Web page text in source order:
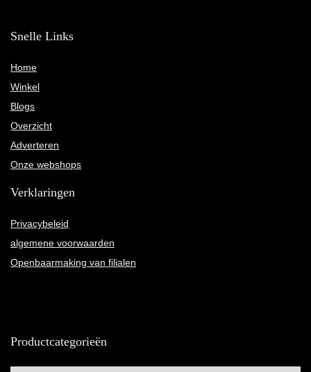
Snelle Links
Home
Winkel
Blogs
Overzicht
Adverteren
Onze webshops
Verklaringen
Privacybeleid
algemene voorwaarden
Openbaarmaking van filialen
Productcategorieën